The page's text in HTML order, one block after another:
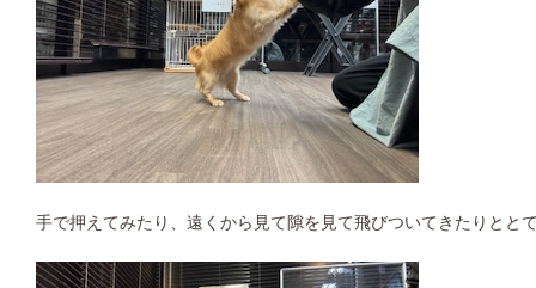
手で押えてみたり、遠くから見て隙を見て飛びついてきたりとと